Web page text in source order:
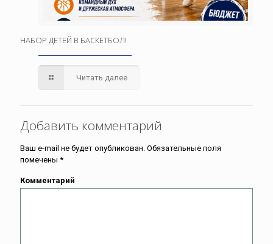
НАБОР ДЕТЕЙ В БАСКЕТБОЛ!
Читать далее
Добавить комментарий
Ваш e-mail не будет опубликован. Обязательные поля
помечены *
Комментарий